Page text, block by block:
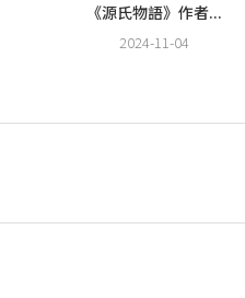
《源氏物語》作者...
2024-11-04